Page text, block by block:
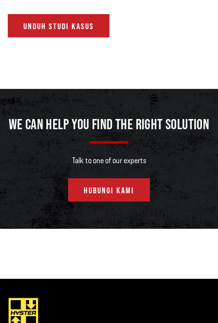
UNDUH STUDI KASUS
WE CAN HELP YOU FIND THE RIGHT SOLUTION
Talk to one of our experts
HUBUNGI KAMI